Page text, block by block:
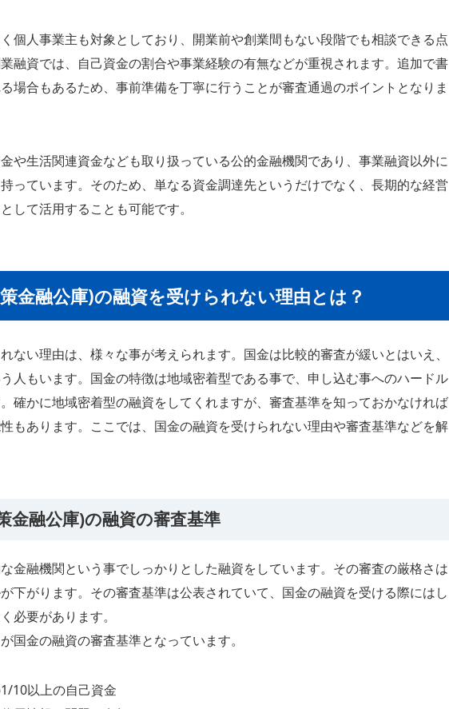
個人事業主も対象としており、開業前や創業間もない段階でも相談できる点
融資では、自己資金の割合や事業経験の有無などが重視されます。追加で書
場合もあるため、事前準備を丁寧に行うことが審査通過のポイントとなりま
や生活関連資金なども取り扱っている公的金融機関であり、事業融資以外に
っています。そのため、単なる資金調達先というだけでなく、長期的な経営
して活用することも可能です。
金融公庫)の融資を受けられない理由とは？
ない理由は、様々な事が考えられます。国金は比較的審査が緩いとはいえ、
人もいます。国金の特徴は地域密着型である事で、申し込む事へのハードル
確かに地域密着型の融資をしてくれますが、審査基準を知っておかなければ
もあります。ここでは、国金の融資を受けられない理由や審査基準などを解
金融公庫)の融資の審査基準
金融機関という事でしっかりとした融資をしています。その審査の厳格さは
下がります。その審査基準は公表されていて、国金の融資を受ける際にはし
必要があります。
国金の融資の審査基準となっています。
10以上の自己資金